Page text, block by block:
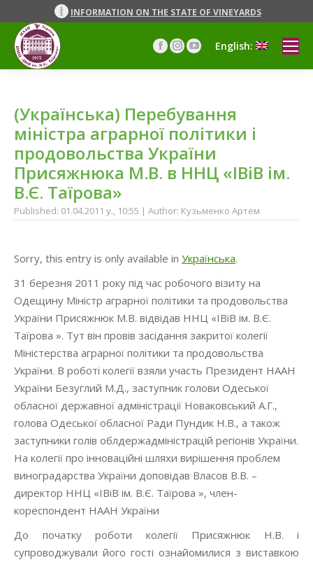
INFORMATION ON THE STATE OF VINEYARDS
Facebook
page
new
window
Instagram
page
new
window
YouTube
page
new
window
English:
(Українська) Перебування
міністра аграрної політики і
продовольства України
Присяжнюка М.В. в ННЦ «ІВіВ ім.
В.Є. Таїрова»
Published: 01.04.2011 y., 10:55 | Author: Кузьменко Артем
Sorry, this entry is only available in Українська.
31 березня 2011 року під час робочого візиту на
Одещину Міністр аграрної політики та продовольства
України Присяжнюк М.В. відвідав ННЦ «ІВіВ ім. В.Є.
Таїрова ». Тут він провів засідання закритої колегії
Міністерства аграрної політики та продовольства
України. В роботі колегії взяли участь Президент НААН
України Безуглий М.Д., заступник голови Одеської
обласної державної адміністрації Новаковський А.Г.,
голова Одеської обласної Ради Пундик Н.В., а також
заступники голів облдержадміністрацій регіонів України.
На колегії про інноваційні шляхи вирішення проблем
виноградарства України доповідав Власов В.В. –
директор ННЦ «ІВіВ ім. В.Є. Таїрова », член-
кореспондент НААН України
До початку роботи колегії Присяжнюк Н.В. і
супроводжували його гості ознайомилися з виставкою